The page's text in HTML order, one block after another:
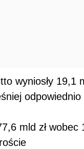
wyniosły 19,1
mld zł